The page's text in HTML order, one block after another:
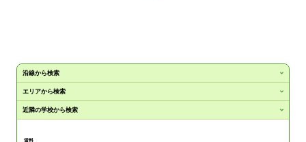
沿線から検索
エリアから検索
近隣の学校から検索
賃料